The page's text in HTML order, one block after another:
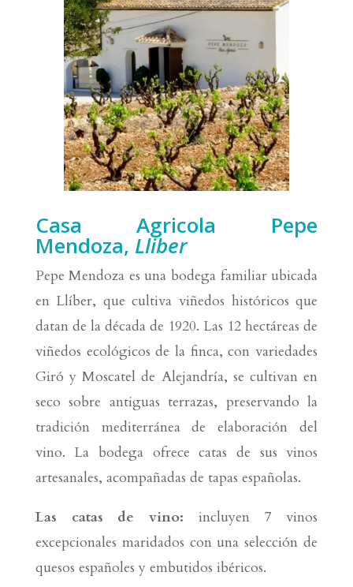
Casa Agricola Pepe
Mendoza, Lliber
Pepe Mendoza es una bodega familiar ubicada
en Llíber, que cultiva viñedos históricos que
datan de la década de 1920. Las 12 hectáreas de
viñedos ecológicos de la finca, con variedades
Giró y Moscatel de Alejandría, se cultivan en
seco sobre antiguas terrazas, preservando la
tradición mediterránea de elaboración del
vino. La bodega ofrece catas de sus vinos
artesanales, acompañadas de tapas españolas.
Las catas de vino: incluyen 7 vinos
excepcionales maridados con una selección de
quesos españoles y embutidos ibéricos.